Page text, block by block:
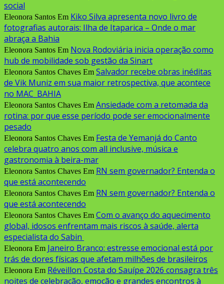
social
Eleonora Santos Em Kiko Silva apresenta novo livro de
fotografias autorais: Ilha de Itaparica – Onde o mar
abraça a Bahia
Eleonora Santos Em Nova Rodoviária inicia operação como
hub de mobilidade sob gestão da Sinart
Eleonora Santos Chaves Em Salvador recebe obras inéditas
de Vik Muniz em sua maior retrospectiva, que acontece
no MAC_BAHIA
Eleonora Santos Chaves Em Ansiedade com a retomada da
rotina: por que esse período pode ser emocionalmente
pesado
Eleonora Santos Chaves Em Festa de Yemanjá do Canto
celebra quatro anos com all inclusive, música e
gastronomia à beira-mar
Eleonora Santos Chaves Em RN sem governador? Entenda o
que está acontecendo
Eleonora Santos Chaves Em RN sem governador? Entenda o
que está acontecendo
Eleonora Santos Chaves Em Com o avanço do aquecimento
global, idosos enfrentam mais riscos à saúde, alerta
especialista do Sabin
Eleonora Em Janeiro Branco: estresse emocional está por
trás de dores físicas que afetam milhões de brasileiros
Eleonora Em Réveillon Costa do Sauípe 2026 consagra três
noites de celebração, emoção e grandes encontros à